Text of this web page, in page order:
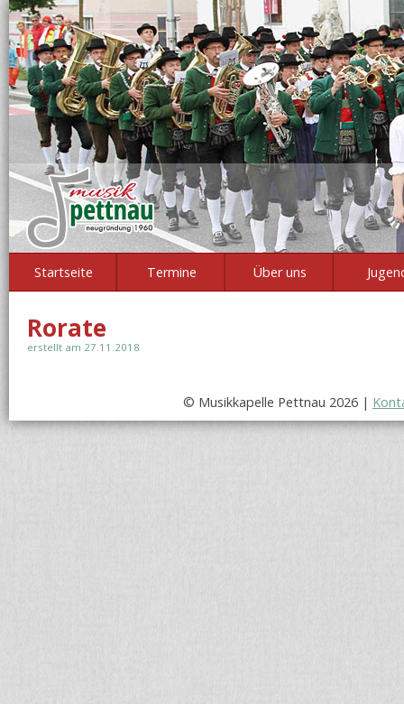
Startseite Termine Über uns
Rorate
erstellt am 27.11.2018
© Musikkapelle Pettnau 2026 |